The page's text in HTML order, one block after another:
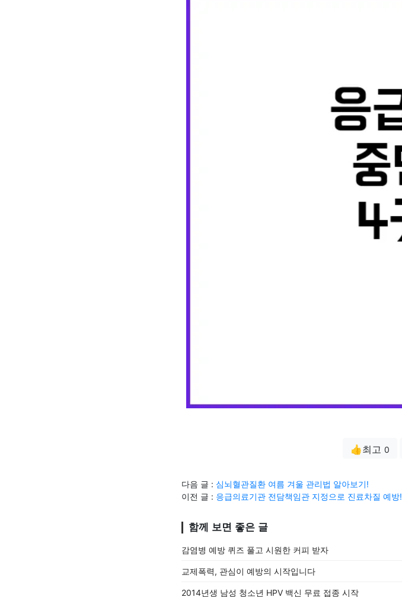
👍최고 0
다음 글 : 심뇌혈관질환 여름 겨울 관리법 알아보기!
이전 글 : 응급의료기관 전담책임관 지정으로 진료차질 예방!
함께 보면 좋은 글
감염병 예방 퀴즈 풀고 시원한 커피 받자
교제폭력, 관심이 예방의 시작입니다
2014년생 남성 청소년 HPV 백신 무료 접종 시작